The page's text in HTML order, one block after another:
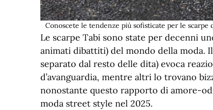
Conoscete le tendenze più sofisticate per le
Le scarpe Tabi sono state per decenni
animati dibattiti) del mondo della moda.
separato dal resto delle dita) evoca
d’avanguardia, mentre altri lo trovano
nonostante questo rapporto di amore-
moda street style nel 2025.